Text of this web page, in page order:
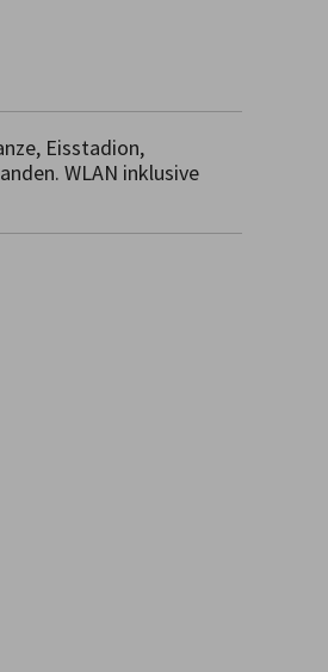
Eisstadion,
WLAN inklusive